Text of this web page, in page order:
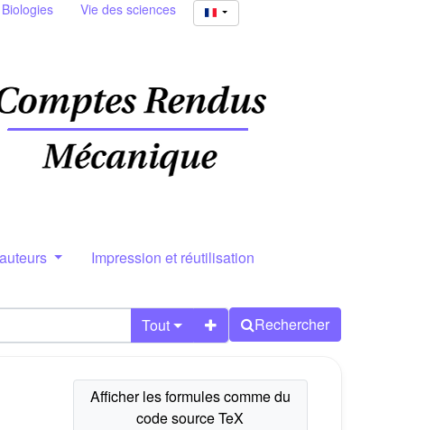
Biologies Vie des sciences
Impression et réutilisation
Tout Rechercher